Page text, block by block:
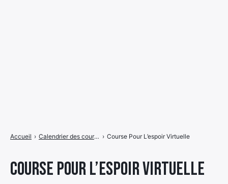
Course Pour L’espoir Virtuelle
Accueil › Calendrier des courses › Course Pour L’espoir Virtuelle
de
Élément
Élément